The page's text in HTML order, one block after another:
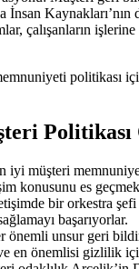
İnsan
çalışanların
politikası
Politikası
iyi müşteri
konusunu es
bir orkestra
başarıyorlar.
önemli unsur geri
en önemlisi gizlilik